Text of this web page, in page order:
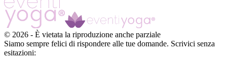
© 2026 - È vietata la riproduzione anche parziale
Siamo sempre felici di rispondere alle tue domande. Scrivici senza
esitazioni: